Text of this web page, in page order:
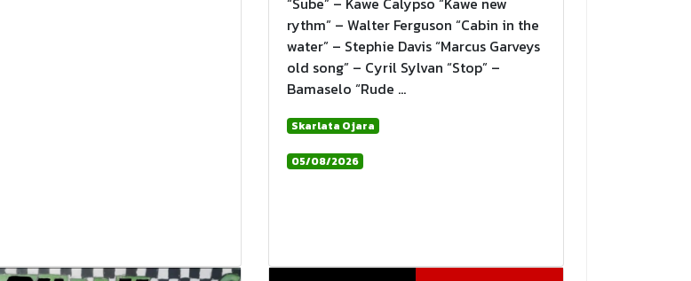
rythm” – Walter Ferguson “Cabin in the
water” – Stephie Davis “Marcus Garveys
old song” – Cyril Sylvan “Stop” –
Bamaselo “Rude …
Skarlata Ojara
05/08/2026